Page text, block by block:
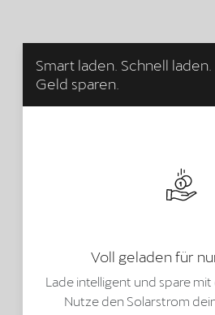
Smart laden. Schnell
Geld sparen.
Voll geladen für
Lade intelligent und spare mit
Nutze den Solarstrom